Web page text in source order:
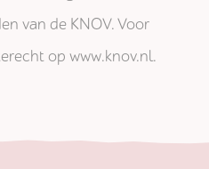
van de KNOV. Voor
op www.knov.nl.